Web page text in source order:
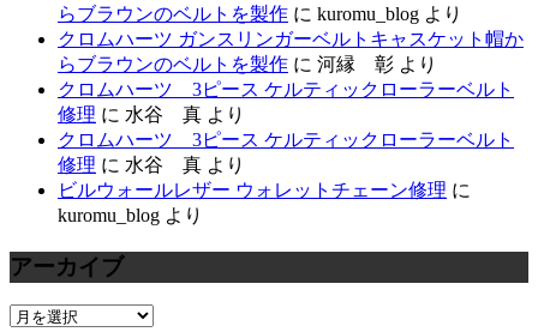
らブラウンのベルトを製作 に kuromu_blog より
クロムハーツ ガンスリンガーベルトキャスケット帽か
らブラウンのベルトを製作 に 河縁 彰 より
クロムハーツ 3ピース ケルティックローラーベルト
修理 に 水谷 真 より
クロムハーツ 3ピース ケルティックローラーベルト
修理 に 水谷 真 より
ビルウォールレザー ウォレットチェーン修理 に
kuromu_blog より
アーカイブ
ア